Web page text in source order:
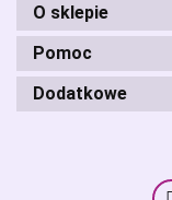
O sklepie
Pomoc
Dodatkowe